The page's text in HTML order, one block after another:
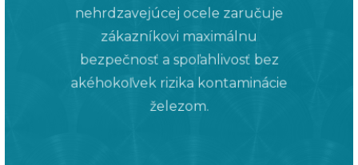
nehrdzavejúcej ocele zaručuje
zákazníkovi maximálnu
bezpečnosť a spoľahlivosť bez
akéhokoľvek rizika kontaminácie
železom.